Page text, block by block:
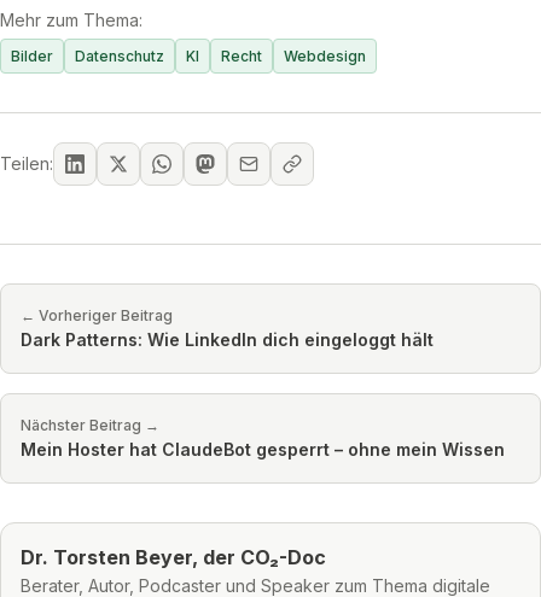
Mehr zum Thema:
Bilder Datenschutz KI Recht Webdesign
Teilen:
← Vorheriger Beitrag
Dark Patterns: Wie LinkedIn dich eingeloggt hält
Nächster Beitrag →
Mein Hoster hat ClaudeBot gesperrt – ohne mein Wissen
Dr. Torsten Beyer, der CO₂-Doc
Berater, Autor, Podcaster und Speaker zum Thema digitale